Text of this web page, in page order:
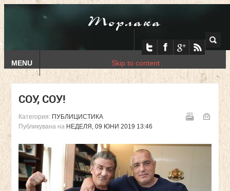
Торлака
MENU Skip to content
СОУ, СОУ!
Категория: ПУБЛИЦИСТИКА
Публикувана на НЕДЕЛЯ, 09 ЮНИ 2019 13:46